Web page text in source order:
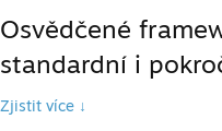
Osvědčené
standardní i
Zjistit více ↓